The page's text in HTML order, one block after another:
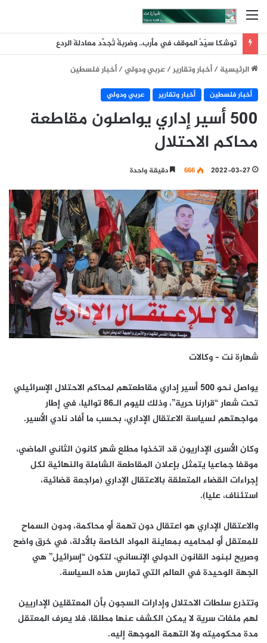
القائمة
توشكا سيّدُ الموقف في مأرب.. وضربةٌ تُجدِّد معادلةَ الردع
الرئيسية/أخبار وتقارير/عربي ودولي/أخبار فلسطين
أخبار فلسطين أخبار وتقارير عربي ودولي
500 أسير إداري يواصلون مقاطعة
محاكم الاحتلال
2022-03-27
666 دقيقة واحدة
شهارة نت – وكالات
يواصل نحو 500 أسير إداري مقاطعتهم لمحاكم الاحتلال الإسرائيلي
تحت شعار “قرارنا حرية”، وذلك لليوم الـ86 تواليا، في إطار
مواجهتهم لسياسة الاعتقال الإداري، بحسب ما أفاد نادي الأسير.
وكان الأسرى الإداريون قد اتخذوا مطلع شهر كانون الثاني الماضي،
موقفا جماعيا يتمثل بإعلان المقاطعة الشاملة والنهائية لكل
إجراءات القضاء المتعلقة بالاعتقال الإداري (مراجعة قضائية،
استئناف، عليا).
والاعتقال الإداري هو اعتقال دون تهمة أو محاكمة، ودون السماح
للمعتقل أو لمحاميه بمعاينة المواد الخاصة بالأدلة، في خرق واضح
وصريح لبنود القانون الدولي الإنساني، لتكون “إسرائيل” هي
الجهة الوحيدة في العالم التي تمارس هذه السياسة.
وتتذرع سلطات الاحتلال وإدارات السجون بأن المعتقلين الإداريين
لهم ملفات سرية لا يمكن الكشف عنها مطلقا، فلا يعرف المعتقل
مدة محكوميته ولا التهمة الموجهة إليه.